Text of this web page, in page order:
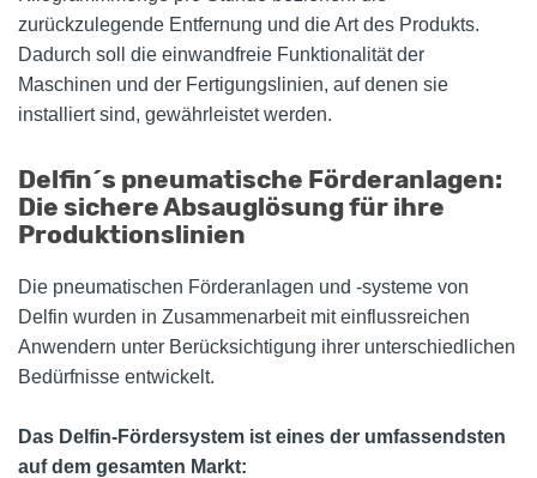
zurückzulegende Entfernung und die Art des Produkts.
Dadurch soll die einwandfreie Funktionalität der
Maschinen und der Fertigungslinien, auf denen sie
installiert sind, gewährleistet werden.
Delfin´s pneumatische Förderanlagen:
Die sichere Absauglösung für ihre
Produktionslinien
Die pneumatischen Förderanlagen und -systeme von
Delfin wurden in Zusammenarbeit mit einflussreichen
Anwendern unter Berücksichtigung ihrer unterschiedlichen
Bedürfnisse entwickelt.
Das Delfin-Fördersystem ist eines der umfassendsten
auf dem gesamten Markt: